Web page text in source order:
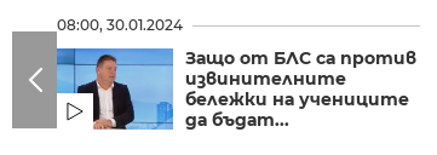
08:00, 30.01.2024
Защо от БЛС са против
извинителните
бележки на учениците
да бъдат...